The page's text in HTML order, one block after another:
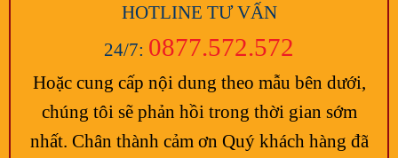
HOTLINE TƯ VẤN
24/7: 0877.572.572
Hoặc cung cấp nội dung theo mẫu bên dưới,
chúng tôi sẽ phản hồi trong thời gian sớm
nhất. Chân thành cảm ơn Quý khách hàng đã